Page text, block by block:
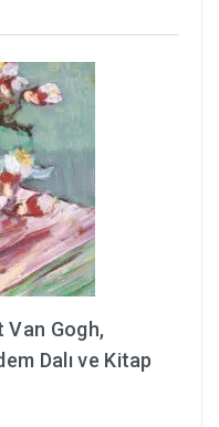
Van Gogh,
Dalı ve Kitap